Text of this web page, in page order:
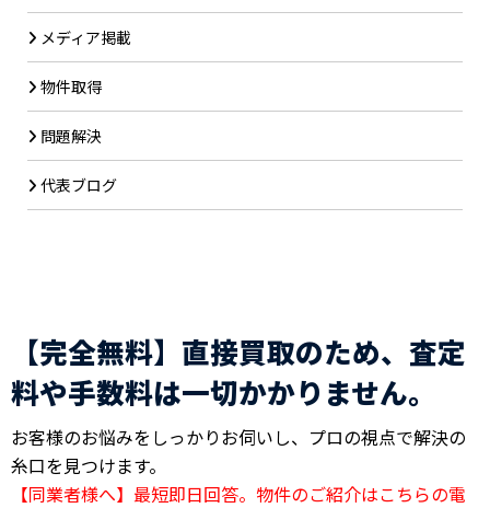
メディア掲載
物件取得
問題解決
代表ブログ
【完全無料】直接買取のため、査定
料や手数料は一切かかりません。
お客様のお悩みをしっかりお伺いし、プロの視点で解決の
糸口を見つけます。
【同業者様へ】最短即日回答。物件のご紹介はこちらの電